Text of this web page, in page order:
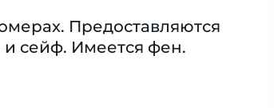
Предоставляются
и сейф. Имеется фен.